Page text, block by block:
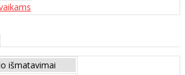
išmatavimai